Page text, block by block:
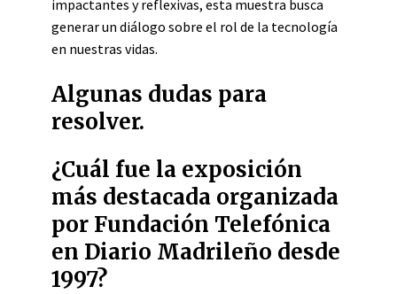
impactantes y reflexivas, esta muestra busca
generar un diálogo sobre el rol de la tecnología
en nuestras vidas.
Algunas dudas para
resolver.
¿Cuál fue la exposición
más destacada organizada
por Fundación Telefónica
en Diario Madrileño desde
1997?